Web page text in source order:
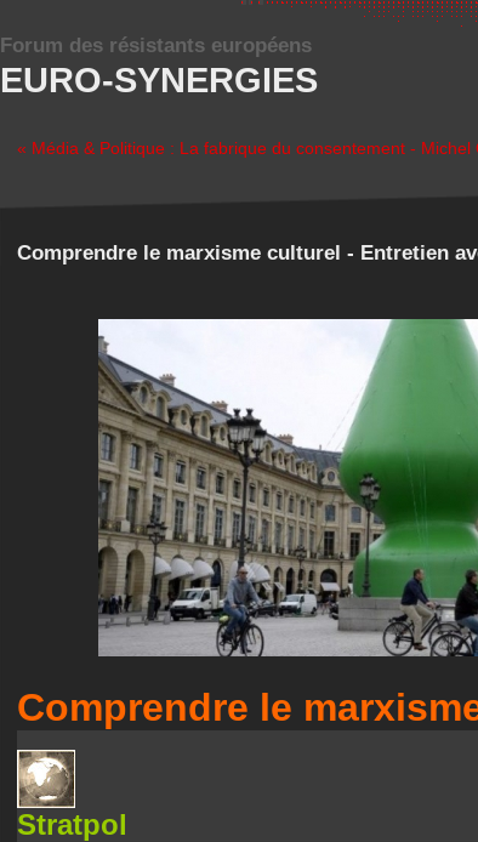
EURO-SYNERGIES
Forum des résistants européens
« Média & Politique : La fabrique du consentement - Michel
Comprendre le marxisme culturel - Entretien
Comprendre le
Stratpol